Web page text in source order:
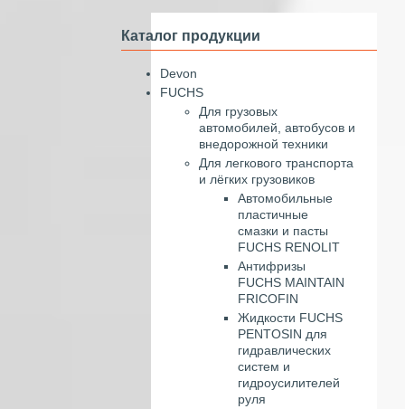
Каталог продукции
Devon
FUCHS
Для грузовых
автомобилей, автобусов и
внедорожной техники
Для легкового транспорта
и лёгких грузовиков
Автомобильные
пластичные
смазки и пасты
FUCHS RENOLIT
Антифризы
FUCHS MAINTAIN
FRICOFIN
Жидкости FUCHS
PENTOSIN для
гидравлических
систем и
гидроусилителей
руля